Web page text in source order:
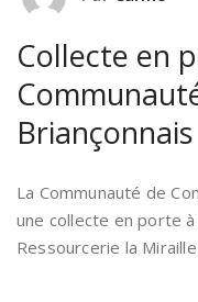
Collecte en
Briançonnais
La Communauté de
une collecte en porte
Ressourcerie la Miraille.